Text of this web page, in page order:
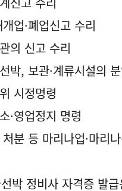
개업·폐업신고 수리
의 신고 수리
박, 보관·계류시설의
시정명령
·영업정지 명령
분 등 마리나업·마리
박 정비사 자격증 발